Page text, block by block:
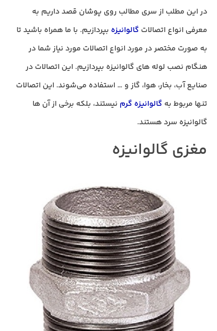
در این مطلب از سری مطالب روی پوشان قصد داریم به
معرفی انواع اتصالات گالوانیزه بپردازیم. با ما همراه باشید تا
به صورت مختصر در مورد انواع اتصالات مورد نیاز شما در
هنگام نصب لوله های گالوانیزه بپردازیم. این اتصالات در
صنایع آب، بخار، هوا، گاز و … استفاده می‌شوند. این اتصالات
تنها مربوط به گالوانیزه گرم نیستند، بلکه برخی از آن‌ ها
گالوانیزه سرد هستند.
مغزی گالوانیزه